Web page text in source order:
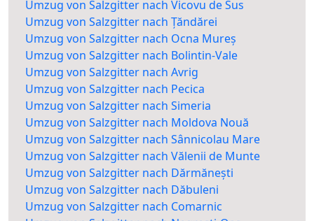
Umzug von Salzgitter nach Vicovu de Sus
Umzug von Salzgitter nach Țăndărei
Umzug von Salzgitter nach Ocna Mureș
Umzug von Salzgitter nach Bolintin-Vale
Umzug von Salzgitter nach Avrig
Umzug von Salzgitter nach Pecica
Umzug von Salzgitter nach Simeria
Umzug von Salzgitter nach Moldova Nouă
Umzug von Salzgitter nach Sânnicolau Mare
Umzug von Salzgitter nach Vălenii de Munte
Umzug von Salzgitter nach Dărmănești
Umzug von Salzgitter nach Dăbuleni
Umzug von Salzgitter nach Comarnic